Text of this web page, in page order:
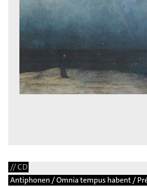
// CD
Antiphonen / Omnia tempus habent /